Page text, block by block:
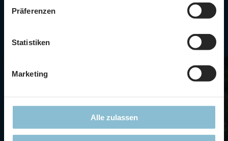
zustimmen, beschränken wir uns auf die technisch
notwendigen Cookies. Weitere Informationen finden Sie in
Präferenzen
Statistiken
Marketing
Alle zulassen